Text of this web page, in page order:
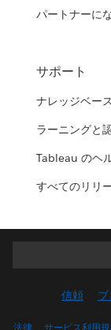
パートナーに
サポート
ナレッジベース
ラーニングと
Tableau のヘ
すべてのリリ
信頼
法律 サービス利用